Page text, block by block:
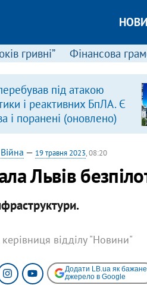
гривні” Фінансова
під атакою
і реактивних БпЛА. Є
і поранені (оновлено)
Війна — 19 травня 2023, 08:20
Львів
керівниця відділу "Новини"
Додати LB.ua як бажане
джерело в Google